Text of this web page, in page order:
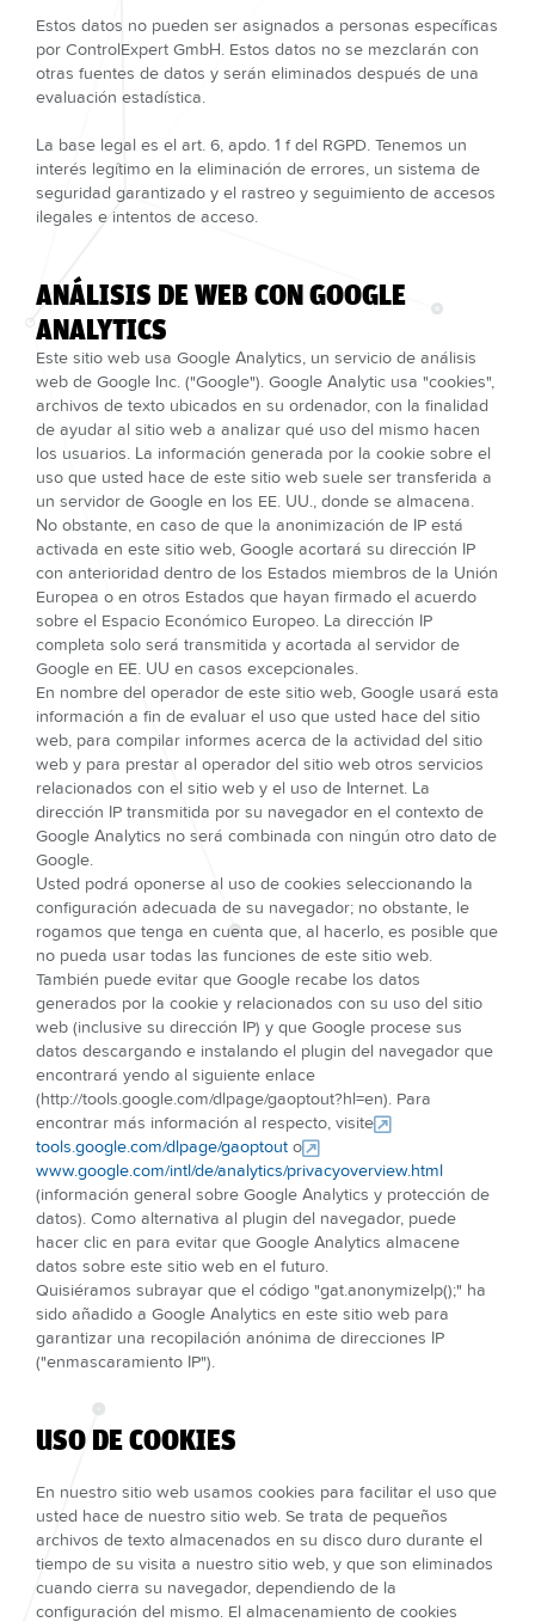
Estos datos no pueden ser asignados a personas específicas
por ControlExpert GmbH. Estos datos no se mezclarán con
otras fuentes de datos y serán eliminados después de una
evaluación estadística.
La base legal es el art. 6, apdo. 1 f del RGPD. Tenemos un
interés legítimo en la eliminación de errores, un sistema de
seguridad garantizado y el rastreo y seguimiento de accesos
ilegales e intentos de acceso.
ANÁLISIS DE WEB CON GOOGLE
ANALYTICS
Este sitio web usa Google Analytics, un servicio de análisis
web de Google Inc. ("Google"). Google Analytic usa "cookies",
archivos de texto ubicados en su ordenador, con la finalidad
de ayudar al sitio web a analizar qué uso del mismo hacen
los usuarios. La información generada por la cookie sobre el
uso que usted hace de este sitio web suele ser transferida a
un servidor de Google en los EE. UU., donde se almacena.
No obstante, en caso de que la anonimización de IP está
activada en este sitio web, Google acortará su dirección IP
con anterioridad dentro de los Estados miembros de la Unión
Europea o en otros Estados que hayan firmado el acuerdo
sobre el Espacio Económico Europeo. La dirección IP
completa solo será transmitida y acortada al servidor de
Google en EE. UU en casos excepcionales.
En nombre del operador de este sitio web, Google usará esta
información a fin de evaluar el uso que usted hace del sitio
web, para compilar informes acerca de la actividad del sitio
web y para prestar al operador del sitio web otros servicios
relacionados con el sitio web y el uso de Internet. La
dirección IP transmitida por su navegador en el contexto de
Google Analytics no será combinada con ningún otro dato de
Google.
Usted podrá oponerse al uso de cookies seleccionando la
configuración adecuada de su navegador; no obstante, le
rogamos que tenga en cuenta que, al hacerlo, es posible que
no pueda usar todas las funciones de este sitio web.
También puede evitar que Google recabe los datos
generados por la cookie y relacionados con su uso del sitio
web (inclusive su dirección IP) y que Google procese sus
datos descargando e instalando el plugin del navegador que
encontrará yendo al siguiente enlace
(http://tools.google.com/dlpage/gaoptout?hl=en). Para
encontrar más información al respecto, visite
tools.google.com/dlpage/gaoptout o
www.google.com/intl/de/analytics/privacyoverview.html
(información general sobre Google Analytics y protección de
datos). Como alternativa al plugin del navegador, puede
hacer clic en para evitar que Google Analytics almacene
datos sobre este sitio web en el futuro.
Quisiéramos subrayar que el código "gat.anonymizeIp();" ha
sido añadido a Google Analytics en este sitio web para
garantizar una recopilación anónima de direcciones IP
("enmascaramiento IP").
USO DE COOKIES
En nuestro sitio web usamos cookies para facilitar el uso que
usted hace de nuestro sitio web. Se trata de pequeños
archivos de texto almacenados en su disco duro durante el
tiempo de su visita a nuestro sitio web, y que son eliminados
cuando cierra su navegador, dependiendo de la
configuración del mismo. El almacenamiento de cookies